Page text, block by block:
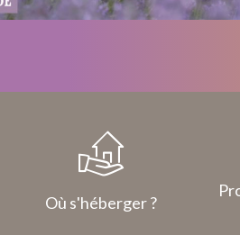
Où s'héberger ?